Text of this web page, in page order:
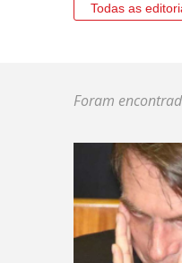
Todas as
Foram